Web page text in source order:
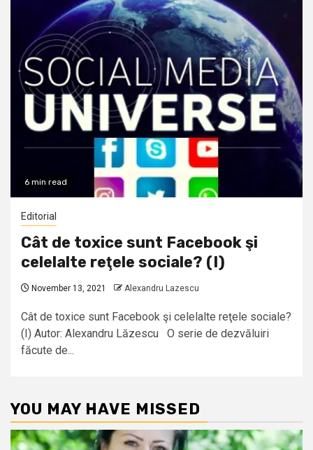
6 min read
Editorial
Cât de toxice sunt Facebook şi
celelalte reţele sociale? (I)
November 13, 2021 Alexandru Lazescu
Cât de toxice sunt Facebook şi celelalte reţele sociale?
(I) Autor: Alexandru Lăzescu O serie de dezvăluiri
făcute de...
YOU MAY HAVE MISSED